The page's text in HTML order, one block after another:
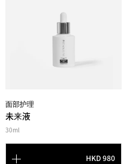
面部护理
未来液
30ml
HKD 980